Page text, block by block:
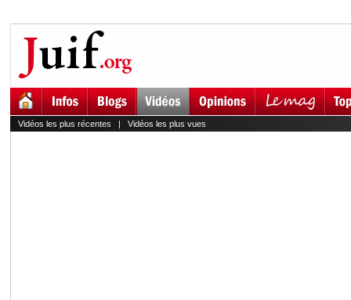
Vidéos les plus récentes | Vidéos les plus vues